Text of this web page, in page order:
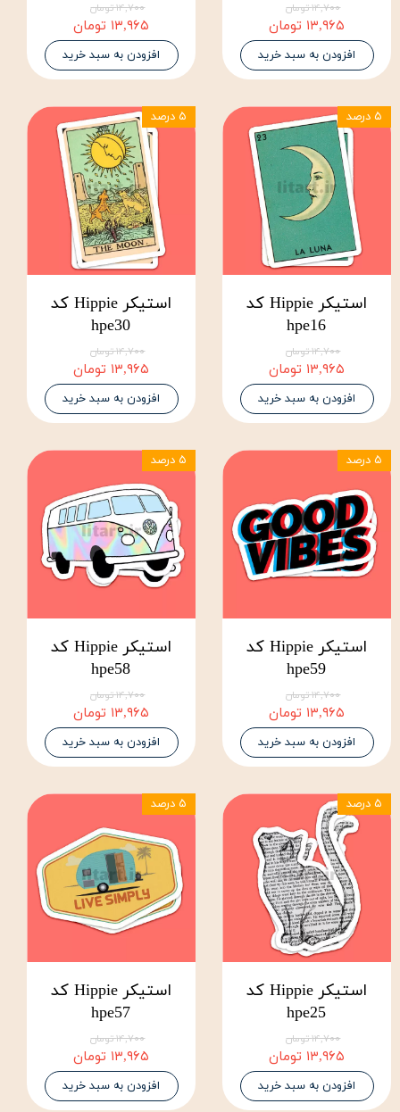
۱۴,۷۰۰ تومان
۱۳,۹۶۵ تومان
افزودن به سبد خرید
۱۴,۷۰۰ تومان
۱۳,۹۶۵ تومان
افزودن به سبد خرید
استیکر Hippie کد
hpe16
۱۴,۷۰۰ تومان
۱۳,۹۶۵ تومان
افزودن به سبد خرید
۵ درصد
استیکر Hippie کد
hpe30
۱۴,۷۰۰ تومان
۱۳,۹۶۵ تومان
افزودن به سبد خرید
۵ درصد
استیکر Hippie کد
hpe59
۱۴,۷۰۰ تومان
۱۳,۹۶۵ تومان
افزودن به سبد خرید
۵ درصد
استیکر Hippie کد
hpe58
۱۴,۷۰۰ تومان
۱۳,۹۶۵ تومان
افزودن به سبد خرید
۵ درصد
استیکر Hippie کد
hpe25
۱۴,۷۰۰ تومان
۱۳,۹۶۵ تومان
افزودن به سبد خرید
۵ درصد
استیکر Hippie کد
hpe57
۱۴,۷۰۰ تومان
۱۳,۹۶۵ تومان
افزودن به سبد خرید
۵ درصد